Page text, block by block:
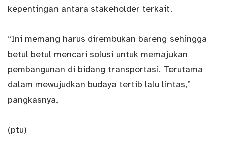
kepentingan antara stakeholder terkait.
“Ini memang harus dirembukan bareng sehingga
betul betul mencari solusi untuk memajukan
pembangunan di bidang transportasi. Terutama
dalam mewujudkan budaya tertib lalu lintas,”
pangkasnya.
(ptu)